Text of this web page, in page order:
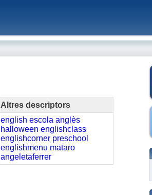
Altres descriptors
english escola anglès
halloween englishclass
englishcorner preschool
englishmenu mataro
angeletaferrer